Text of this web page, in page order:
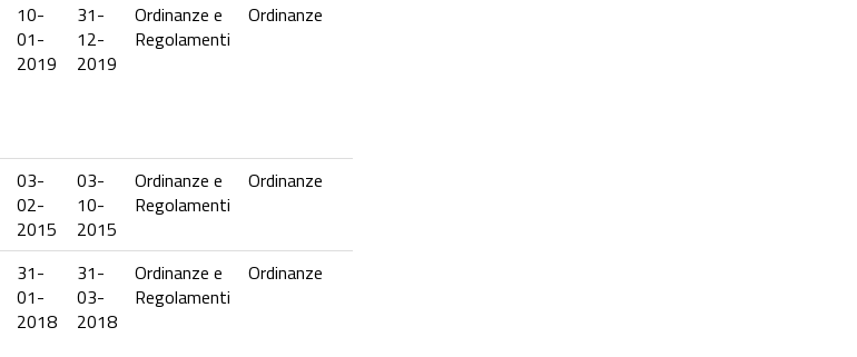
10-
01-
2019
31-
12-
2019
Ordinanze e
Regolamenti
Ordinanze
03-
02-
2015
03-
10-
2015
Ordinanze e
Regolamenti
Ordinanze
31-
01-
2018
31-
03-
2018
Ordinanze e
Regolamenti
Ordinanze